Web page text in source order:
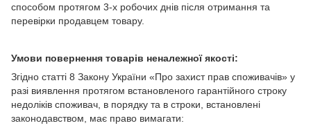
способом протягом 3-х робочих днів після отримання та
перевірки продавцем товару.
Умови повернення товарів неналежної якості:
Згідно статті 8 Закону України «Про захист прав споживачів» у
разі виявлення протягом встановленого гарантійного строку
недоліків споживач, в порядку та в строки, встановлені
законодавством, має право вимагати: